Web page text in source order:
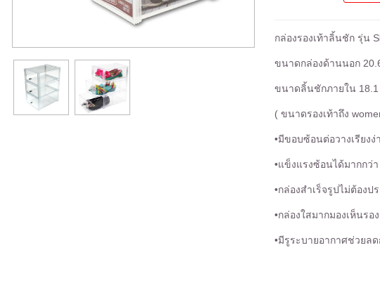
กล่องรองเท้าลิ้นชัก รุ่น
ขนาดกล่องด้านนอก
ขนาดลิ้นชักภายใน 18.1
( ขนาดรองเท้าถึง
•มีขอบซ้อนต่อวางเรียง
•แข็งแรงซ้อนได้มากกว่
•กล่องสำเร็จรูปไม่ต้อง
•กล่องใสมากมองเห็นร
•มีรูระบายอากาศช่วยล